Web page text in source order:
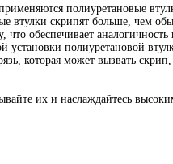
полиуретановые
втулки скрипят больше, чем
что обеспечивает
установки полиуретановой
которая может вызвать
их и наслаждайтесь